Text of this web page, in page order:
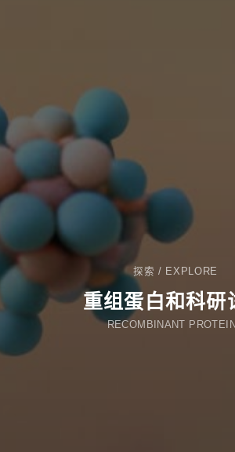
探索 / EXPLORE
重组蛋白和科研
RECOMBINANT